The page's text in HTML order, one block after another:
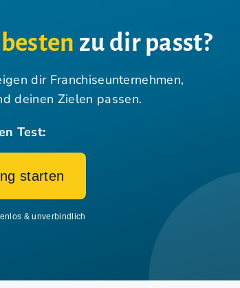
zu dir passt?
dir Franchiseunternehmen,
deinen Zielen passen.
Test:
starten
& unverbindlich